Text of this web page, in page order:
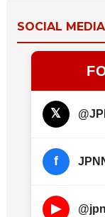
SOCIAL
𝕏
f
▶